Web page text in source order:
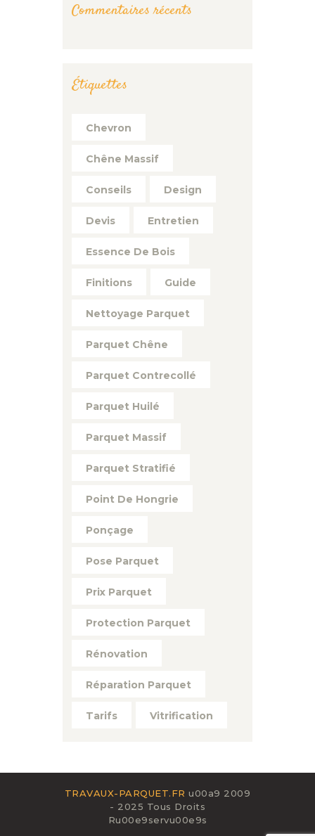
Commentaires récents
Étiquettes
Chevron
Chêne Massif
Conseils Design
Devis Entretien
Essence De Bois
Finitions Guide
Nettoyage Parquet
Parquet Chêne
Parquet Contrecollé
Parquet Huilé
Parquet Massif
Parquet Stratifié
Point De Hongrie
Ponçage
Pose Parquet
Prix Parquet
Protection Parquet
Rénovation
Réparation Parquet
Tarifs Vitrification
TRAVAUX-PARQUET.FR u00a9 2009
- 2025 Tous Droits
Ru00e9servu00e9s